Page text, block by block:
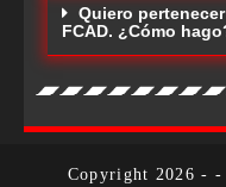
Quiero
FCAD. ¿Cómo
Copyright 2026 - -